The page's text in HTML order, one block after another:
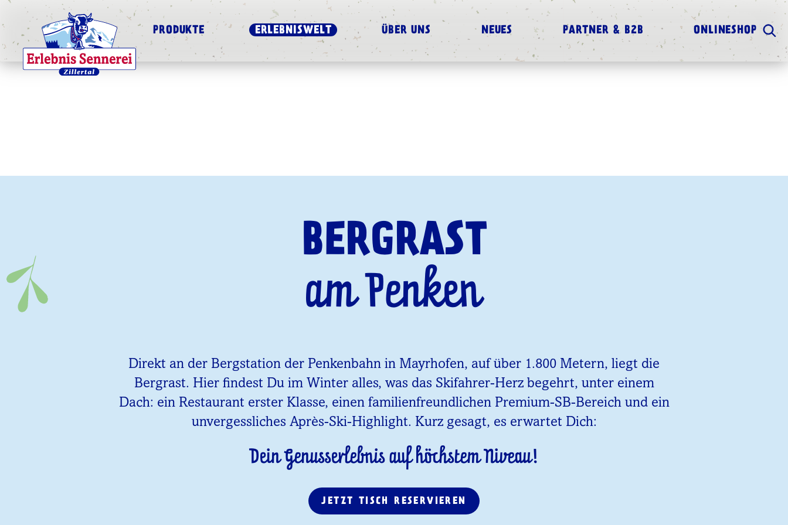
PRODUKTE ERLEBNISWELT ÜBER UNS NEUES PARTNER & B2B ONLINESHOP
BERGRAST
am Penken
Direkt an der Bergstation der Penkenbahn in Mayrhofen, auf über 1.800 Metern, liegt die
Bergrast. Hier findest Du im Winter alles, was das Skifahrer-Herz begehrt, unter einem
Dach: ein Restaurant erster Klasse, einen familienfreundlichen Premium-SB-Bereich und ein
unvergessliches Après-Ski-Highlight. Kurz gesagt, es erwartet Dich:
Dein Genusserlebnis auf höchstem Niveau!
JETZT TISCH RESERVIEREN